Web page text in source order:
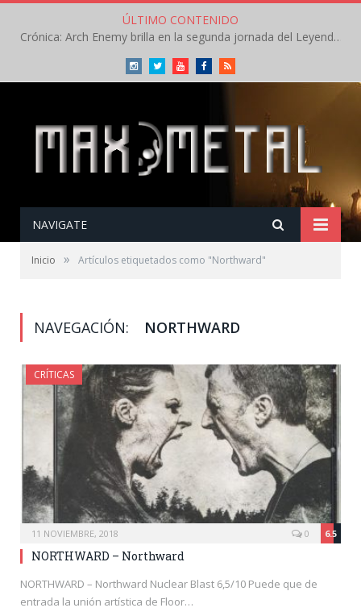
ÚLTIMO CONTENIDO
Crónica: Arch Enemy brilla en la segunda jornada del Leyendas del Rock – Jueves – Agosto 2026
InstagramTwitterYoutubeFacebookRSS
NAVIGATE
Inicio » Artículos etiquetados como "Northward"
NAVEGACIÓN: NORTHWARD
CRÍTICAS
11 NOVIEMBRE, 2018 6.5
0
NORTHWARD – Northward
NORTHWARD – Northward Nuclear Blast 6,5/10 Puede que de
entrada la unión artística de Floor…